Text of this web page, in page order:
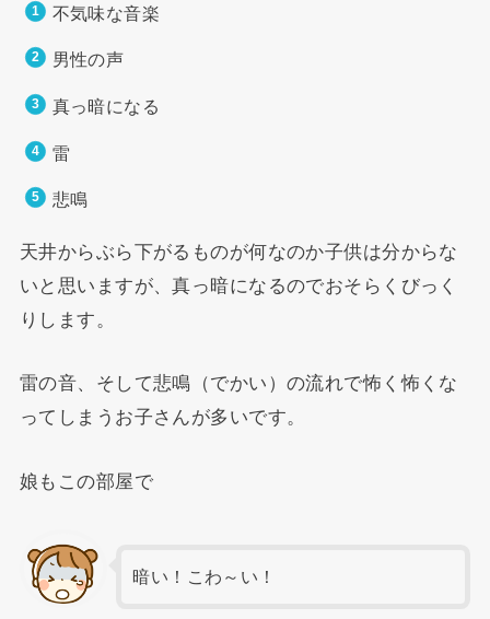
不気味な音楽
男性の声
真っ暗になる
雷
悲鳴
天井からぶら下がるものが何なのか子供は分からな
いと思いますが、真っ暗になるのでおそらくびっく
りします。
雷の音、そして悲鳴（でかい）の流れで怖く怖くな
ってしまうお子さんが多いです。
娘もこの部屋で
暗い！こわ～い！